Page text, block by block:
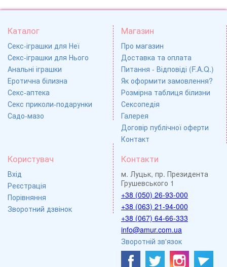
Каталог
Секс-іграшки для Неї
Секс-іграшки для Нього
Анальні іграшки
Еротична білизна
Секс-аптека
Секс приколи-подарунки
Садо-мазо
Магазин
Про магазин
Доставка та оплата
Питання - Відповіді (F.A.Q.)
Як оформити замовлення?
Розмірна таблиця білизни
Сексопедія
Галерея
Договір публічної оферти
Контакт
Користувач
Вхід
Реєстрація
Порівняння
Зворотний дзвінок
Контакти
м. Луцьк, пр. Президента
Грушевського 1
+38 (050) 26-93-000
+38 (063) 21-94-000
+38 (067) 64-66-333
info@amur.com.ua
Зворотній зв'язок